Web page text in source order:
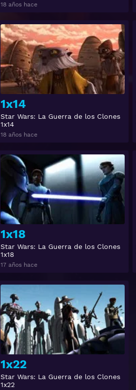
18 años hace
Ver
1x14
Star Wars: La Guerra de los Clones
1x14
18 años hace
Ver
1x18
Star Wars: La Guerra de los Clones
1x18
17 años hace
1x22
Star Wars: La Guerra de los Clones
1x22